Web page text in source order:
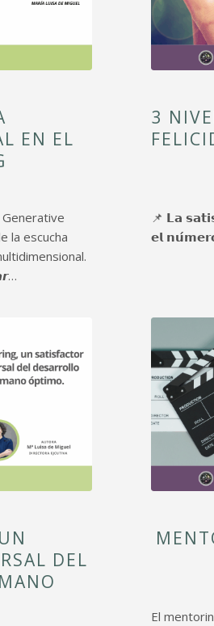
EN EL
la escucha
3
📌 𝗟𝗮
𝗲𝗹
DEL
El